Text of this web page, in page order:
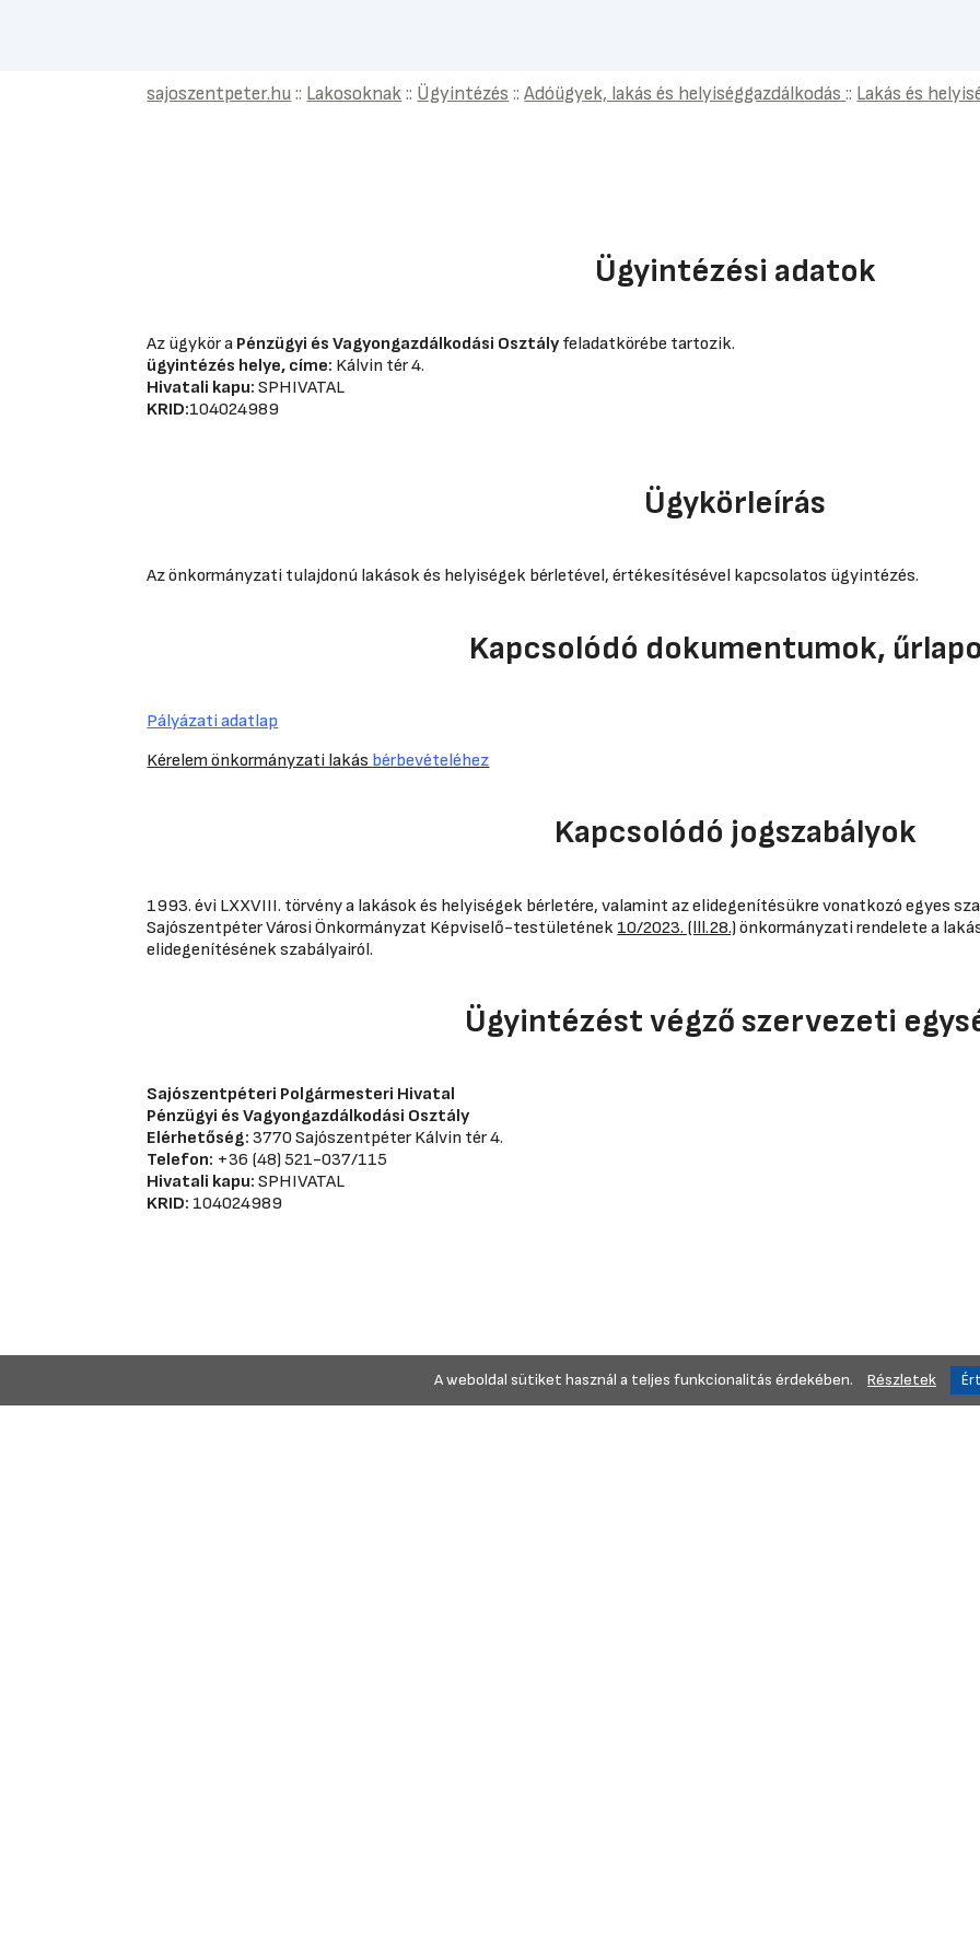
sajoszentpeter.hu:: Lakosoknak:: Ügyintézés ::Adóügyek, lakás és helyiséggazdálkodás:: Lakás és
Ügyintézési adatok
Az ügykör a Pénzügyi és Vagyongazdálkodási Osztály feladatkörébe tartozik.
ügyintézés helye, címe: Kálvin tér 4.
Hivatali kapu: SPHIVATAL
KRID:104024989
Ügykörleírás
Az önkormányzati tulajdonú lakások és helyiségek bérletével, értékesítésével kapcsolatos ügyintézés.
Kapcsolódó dokumentumok,
Pályázati adatlap
Kérelem önkormányzati lakás bérbevételéhez
Kapcsolódó jogszabályok
1993. évi LXXVIII. törvény a lakások és helyiségek bérletére, valamint az elidegenítésükre vonatkozó egyes
Sajószentpéter Városi Önkormányzat Képviselő-testületének 10/2023. (lll.28.)önkormányzati rendelete a
elidegenítésének szabályairól.
Ügyintézést végző szervezeti
Sajószentpéteri Polgármesteri Hivatal
Pénzügyi és Vagyongazdálkodási Osztály
Elérhetőség: 3770 Sajószentpéter Kálvin tér 4.
Telefon: +36 (48) 521-037/115
Hivatali kapu: SPHIVATAL
KRID: 104024989
A weboldal sütiket használ a teljes funkcionalitás érdekében. Részletek